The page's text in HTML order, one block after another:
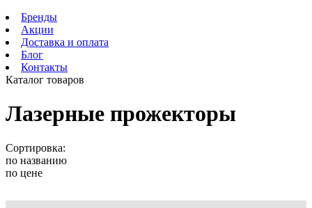
Бренды
Акции
Доставка и оплата
Блог
Контакты
Каталог товаров
Лазерные прожекторы
Сортировка:
по названию
по цене